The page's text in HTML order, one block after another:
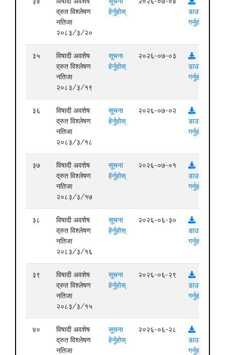
द्रुत विश्लेषण
नतिजा
२०८३/३/२०
हेर्नुहोस्
डाउनलोड
गर्नुहोस्
३५
विषादी अवशेष
द्रुत विश्लेषण
नतिजा
२०८३/३/१९
सूचना
हेर्नुहोस्
२०२६-०७-०३
डाउनलोड
गर्नुहोस्
३६
विषादी अवशेष
द्रुत विश्लेषण
नतिजा
२०८३/३/१८
सूचना
हेर्नुहोस्
२०२६-०७-०२
डाउनलोड
गर्नुहोस्
३७
विषादी अवशेष
द्रुत विश्लेषण
नतिजा
२०८३/३/१७
सूचना
हेर्नुहोस्
२०२६-०७-०१
डाउनलोड
गर्नुहोस्
३८
विषादी अवशेष
द्रुत विश्लेषण
नतिजा
२०८३/३/१६
सूचना
हेर्नुहोस्
२०२६-०६-३०
डाउनलोड
गर्नुहोस्
३९
विषादी अवशेष
द्रुत विश्लेषण
नतिजा
२०८३/३/१५
सूचना
हेर्नुहोस्
२०२६-०६-२९
डाउनलोड
गर्नुहोस्
४०
विषादी अवशेष
द्रुत विश्लेषण
नतिजा
सूचना
हेर्नुहोस्
२०२६-०६-२८
डाउनलोड
गर्नुहोस्